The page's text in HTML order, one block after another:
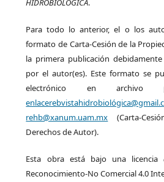
HIDROBIOLÓGICA.
Para todo lo anterior, el o los
formato de Carta-Cesión de la
la primera publicación
por el autor(es). Este formato se
electrónico en
rehb@xanum.uam.mx (Carta-
Derechos de Autor).
Esta obra está bajo una licencia
Reconocimiento-No Comercial 4.0